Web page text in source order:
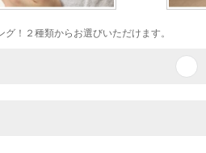
！２種類からお選びいただけます。